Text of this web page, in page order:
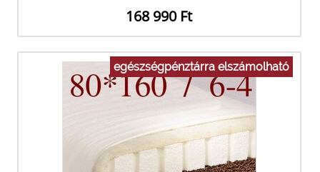
168 990 Ft
egészségpénztárra elszámolható